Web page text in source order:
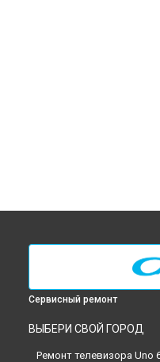
Сервисный ремонт
ВЫБЕРИ СВОЙ ГОРОД
Ремонт телевизора Uno